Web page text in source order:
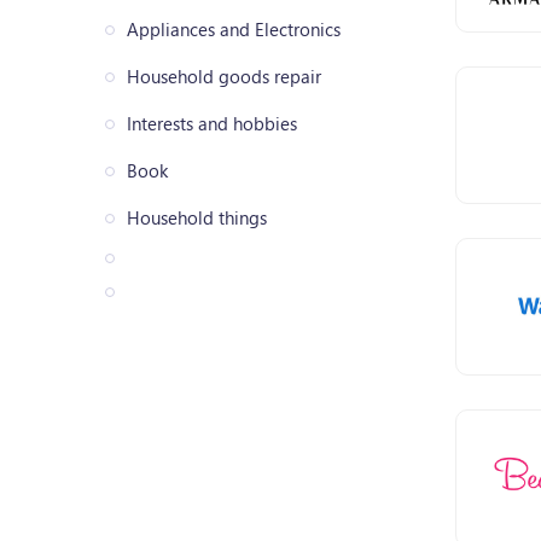
Appliances and Electronics
Household goods repair
Interests and hobbies
Book
Household things